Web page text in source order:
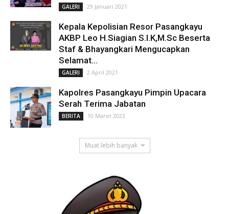
GALERI 29 Januari 2021
Kepala Kepolisian Resor Pasangkayu
AKBP Leo H.Siagian S.I.K,M.Sc Beserta
Staf & Bhayangkari Mengucapkan
Selamat...
GALERI 2 April 2021
Kapolres Pasangkayu Pimpin Upacara
Serah Terima Jabatan
BERITA 10 Maret 2023
Muat lebih banyak